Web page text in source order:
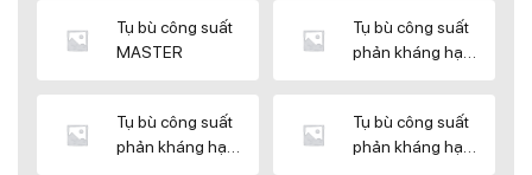
Tụ bù công suất
MASTER
Tụ bù công suất
phản kháng hạ
Tụ bù công suất
phản kháng hạ
Tụ bù công suất
phản kháng hạ